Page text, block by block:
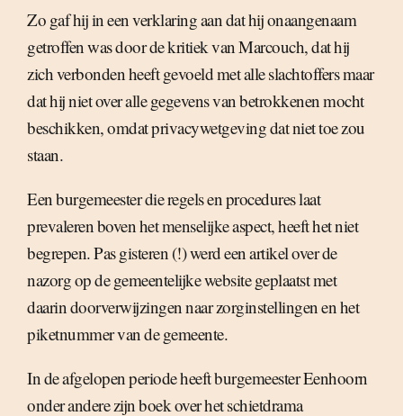
Zo gaf hij in een verklaring aan dat hij onaangenaam
getroffen was door de kritiek van Marcouch, dat hij
zich verbonden heeft gevoeld met alle slachtoffers maar
dat hij niet over alle gegevens van betrokkenen mocht
beschikken, omdat privacywetgeving dat niet toe zou
staan.
Een burgemeester die regels en procedures laat
prevaleren boven het menselijke aspect, heeft het niet
begrepen. Pas gisteren (!) werd een artikel over de
nazorg op de gemeentelijke website geplaatst met
daarin doorverwijzingen naar zorginstellingen en het
piketnummer van de gemeente.
In de afgelopen periode heeft burgemeester Eenhoorn
onder andere zijn boek over het schietdrama